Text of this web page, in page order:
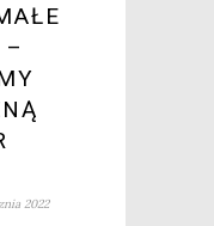
–
2022